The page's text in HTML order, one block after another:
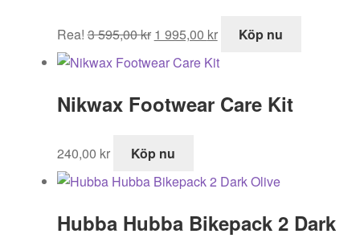
Rea! 3 595,00kr
ursprungliga
priset
3
1 995,00 kr
nuvarande
priset
1
Köp nu
Nikwax Footwear Care Kit
240,00 kr Köp nu
Hubba Hubba Bikepack 2 Dark